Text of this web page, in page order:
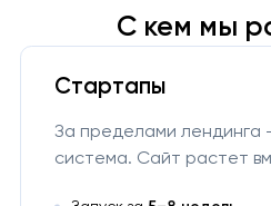
С кем мы
Стартапы
За пределами лендинга
система. Сайт растет